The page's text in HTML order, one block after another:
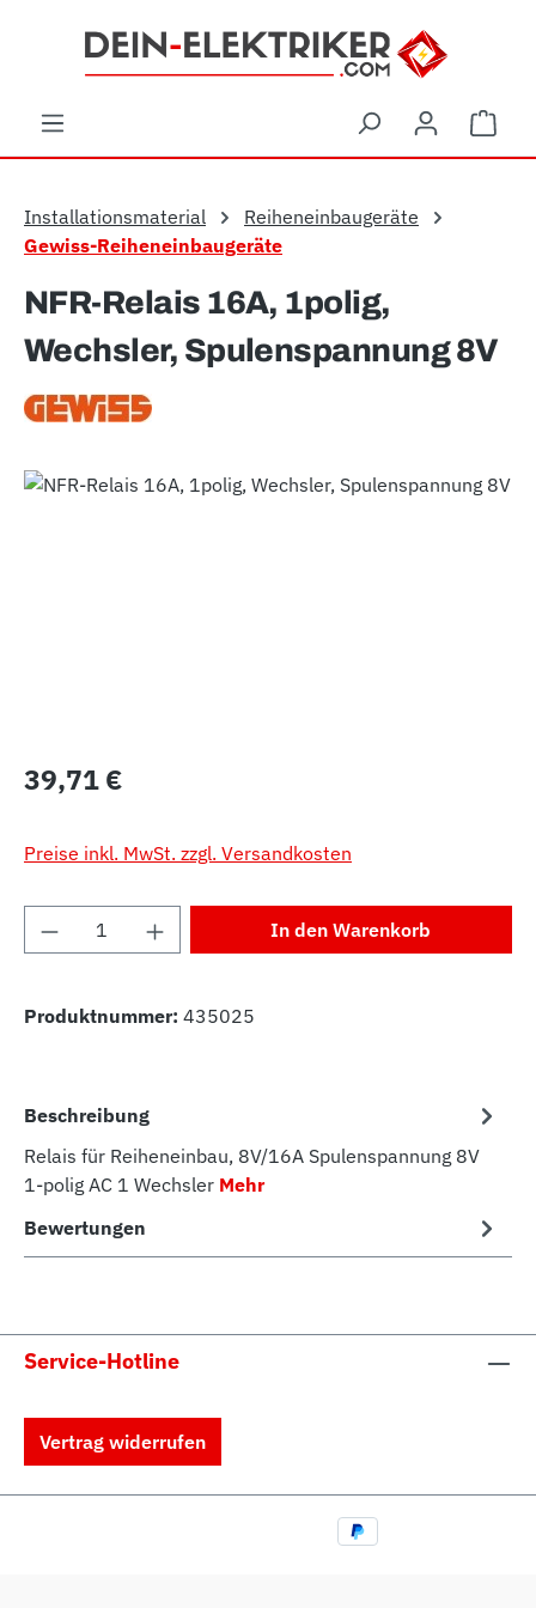
Zum Hauptinhalt springen
Installationsmaterial
Reiheneinbaugeräte
Gewiss-Reiheneinbaugeräte
NFR-Relais 16A, 1polig,
Wechsler, Spulenspannung 8V
Bildergalerie überspringen
Regulärer Preis:
39,71 €
Preise inkl. MwSt. zzgl. Versandkosten
Produkt Anzahl: Gib den gewünschten
In den Warenkorb
Produktnummer: 435025
Beschreibung
Relais für Reiheneinbau, 8V/16A Spulenspannung 8V
1-polig AC 1 Wechsler Mehr
Bewertungen
Service-Hotline
Vertrag widerrufen